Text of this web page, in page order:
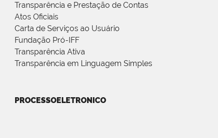
Transparência e Prestação de Contas
Atos Oficiais
Carta de Serviços ao Usuário
Fundação Pró-IFF
Transparência Ativa
Transparência em Linguagem Simples
PROCESSOELETRONICO